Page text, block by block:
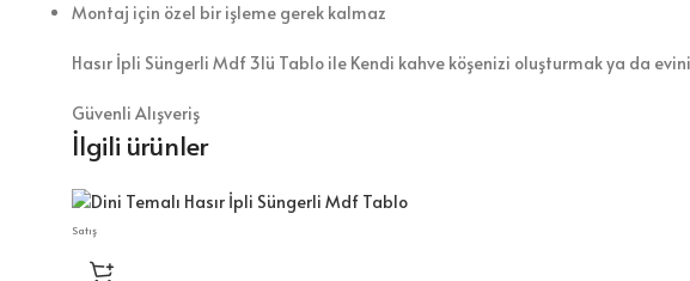
Montaj için özel bir işleme gerek kalmaz
Hasır İpli Süngerli Mdf 3lü Tablo ile Kendi kahve köşenizi oluşturmak ya da
Güvenli Alışveriş
İlgili ürünler
Satış